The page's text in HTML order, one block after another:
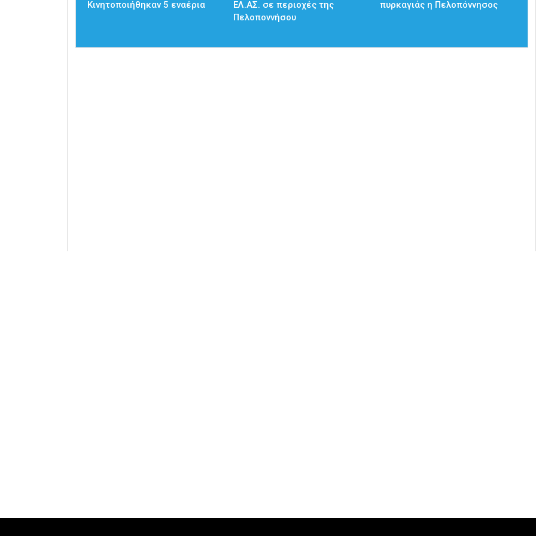
Κινητοποιήθηκαν 5 εναέρια
ΕΛ.ΑΣ. σε περιοχές της
Πελοποννήσου
πυρκαγιάς η Πελοπόννησος